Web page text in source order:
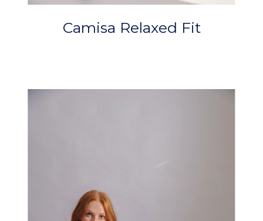
Camisa Relaxed Fit